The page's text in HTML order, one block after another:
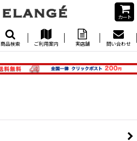
カート
商品検索 ご利用案内 実店舗 問い合わせ